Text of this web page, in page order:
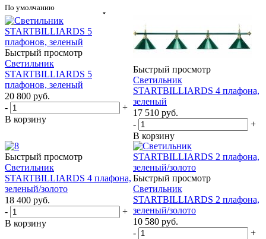
По умолчанию
Быстрый просмотр
Светильник
STARTBILLIARDS 5
плафонов, зеленый
20 800 руб.
-
+
В корзину
Быстрый просмотр
Светильник
STARTBILLIARDS 4 плафона,
зеленый
17 510 руб.
-
+
В корзину
Быстрый просмотр
Светильник
STARTBILLIARDS 4 плафона,
зеленый/золото
18 400 руб.
-
+
В корзину
Быстрый просмотр
Светильник
STARTBILLIARDS 2 плафона,
зеленый/золото
10 580 руб.
-
+